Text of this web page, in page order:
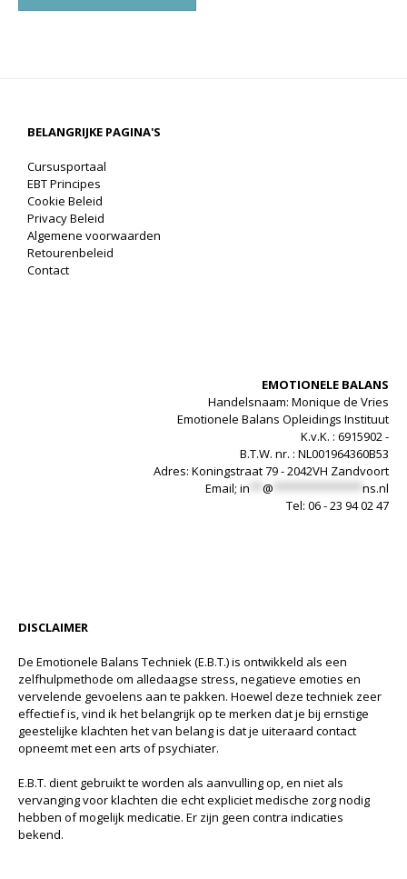
BELANGRIJKE PAGINA'S
Cursusportaal
EBT Principes
Cookie Beleid
Privacy Beleid
Algemene voorwaarden
Retourenbeleid
Contact
EMOTIONELE BALANS
Handelsnaam: Monique de Vries
Emotionele Balans Opleidings Instituut
K.v.K. : 6915902 -
B.T.W. nr. : NL001964360B53
Adres: Koningstraat 79 - 2042VH Zandvoort
Email; in @
ns.nl
Tel: 06 - 23 94 02 47
DISCLAIMER
De Emotionele Balans Techniek (E.B.T.) is ontwikkeld als een
zelfhulpmethode om alledaagse stress, negatieve emoties en
vervelende gevoelens aan te pakken. Hoewel deze techniek zeer
effectief is, vind ik het belangrijk op te merken dat je bij ernstige
geestelijke klachten het van belang is dat je uiteraard contact
opneemt met een arts of psychiater.
E.B.T. dient gebruikt te worden als aanvulling op, en niet als
vervanging voor klachten die echt expliciet medische zorg nodig
hebben of mogelijk medicatie. Er zijn geen contra indicaties
bekend.